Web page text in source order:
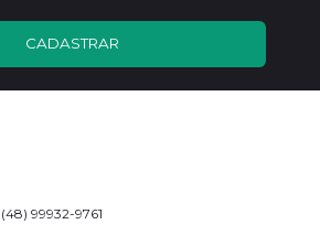
CADASTRAR
(48) 99932-9761